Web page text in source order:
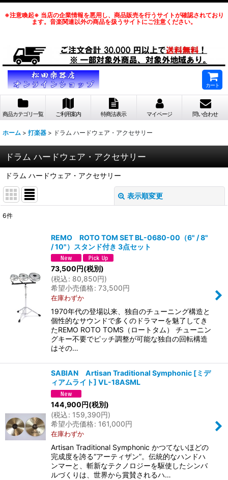
※注意喚起※ 当店の企業情報を悪用し、商品販売を行うサイトが確認されており
ます。音楽関連以外の商品を扱うサイトにご注意ください。
カート
商品カテゴリ一覧 ご利用案内 特商法表示 マイページ 問い合わせ
ホーム > 打楽器 > ドラム ハードウェア・アクセサリー
ドラム ハードウェア・アクセサリー
ドラム ハードウェア・アクセサリー
表示順変更
絞り込む
6件
REMO ROTO TOM SET BL-0680-00（6" / 8"
/ 10"）スタンド付き 3点セット
73,500 円(税別)
(税込: 80,850円)
希望小売価格: 73,500円
在庫わずか
1970年代の登場以来、独自のチューニング構造と
個性的なサウンドで多くのドラマーを魅了してき
たREMO ROTO TOMS（ロートタム） チューニン
グキー不要でピッチ調整が可能な独自の回転構造
はその…
SABIAN Artisan Traditional Symphonic [ミデ
ィアムライト] VL-18ASML
144,900円(税別)
(税込: 159,390円)
希望小売価格: 161,000円
在庫わずか
Artisan Traditional Symphonic かつてないほどの
完成度を誇る“アーティザン”。伝統的なハンドハ
ンマーと、斬新なテクノロジーを駆使したシンバ
ルづくりは、世界から賞賛されるハ…